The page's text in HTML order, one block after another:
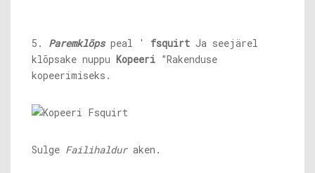
5. Paremklõps peal ' fsquirt Ja seejärel
klõpsake nuppu Kopeeri ”Rakenduse
kopeerimiseks.
Sulge Failihalduraken.